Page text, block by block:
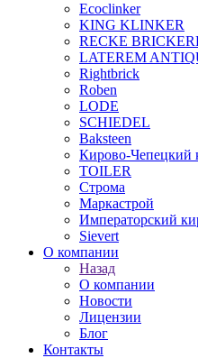
Ecoclinker
KING KLINKER
RECKE
LATEREM
Rightbrick
Roben
LODE
SCHIEDEL
Baksteen
Кирово-Чепецкий
TOILER
Строма
Маркастрой
Императорский
Sievert
О компании
Назад
О компании
Новости
Лицензии
Блог
Контакты